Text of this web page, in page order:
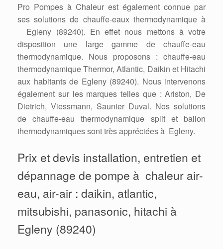
Pro Pompes à Chaleur est également connue par
ses solutions de chauffe-eaux thermodynamique à
Egleny (89240). En effet nous mettons à votre
disposition une large gamme de chauffe-eau
thermodynamique. Nous proposons : chauffe-eau
thermodynamique Thermor, Atlantic, Daikin et Hitachi
aux habitants de Egleny (89240). Nous intervenons
également sur les marques telles que : Ariston, De
Dietrich, Viessmann, Saunier Duval. Nos solutions
de chauffe-eau thermodynamique split et ballon
thermodynamiques sont très appréciées à Egleny.
Prix et devis installation, entretien et
dépannage de pompe à chaleur air-
eau, air-air : daikin, atlantic,
mitsubishi, panasonic, hitachi à
Egleny (89240)